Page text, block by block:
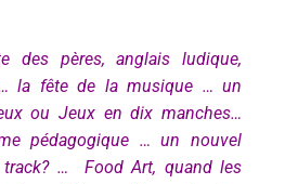
des pères, anglais ludique,
la fête de la musique … un
ou Jeux en dix manches…
pédagogique … un nouvel
track? … Food Art, quand les